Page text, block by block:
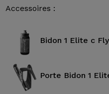
Accessoires :
Bidon 1 Elite c
Porte Bidon 1